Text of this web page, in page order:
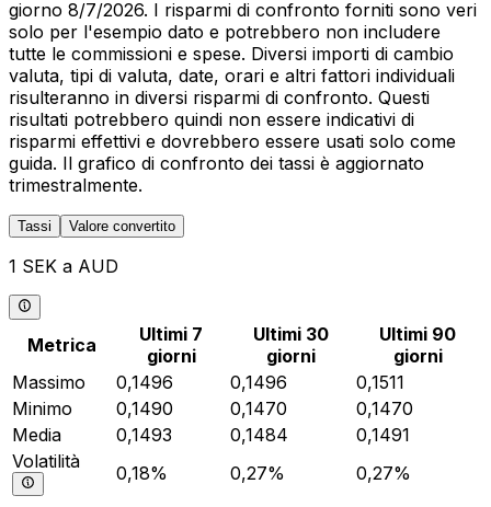
giorno 8/7/2026. I risparmi di confronto forniti sono veri
solo per l'esempio dato e potrebbero non includere
tutte le commissioni e spese. Diversi importi di cambio
valuta, tipi di valuta, date, orari e altri fattori individuali
risulteranno in diversi risparmi di confronto. Questi
risultati potrebbero quindi non essere indicativi di
risparmi effettivi e dovrebbero essere usati solo come
guida. Il grafico di confronto dei tassi è aggiornato
trimestralmente.
Tassi Valore convertito
1 SEK a AUD
Metrica
Ultimi 7
giorni
Ultimi 30
giorni
Ultimi 90
giorni
Massimo
0,1496 0,1496
0,1511
Minimo
0,1490 0,1470
0,1470
Media
0,1493 0,1484
0,1491
Volatilità
0,18% 0,27% 0,27%